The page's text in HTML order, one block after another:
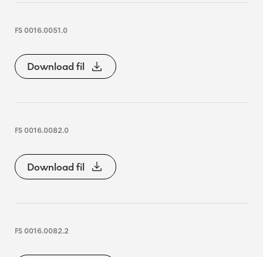
FS 0016.0051.0
Download fil
FS 0016.0082.0
Download fil
FS 0016.0082.2